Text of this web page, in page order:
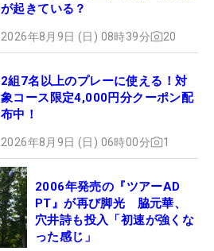
が起きている？
2026年8月9日 (日) 08時39分 20
2組7名以上のプレーに使える！対
象コース限定4,000円分クーポン配
布中！
2026年8月9日 (日) 06時00分 1
2006年発売の『ツアーAD
PT』が再び脚光 脇元華、
穴井詩も投入「初速が強くな
った感じ」